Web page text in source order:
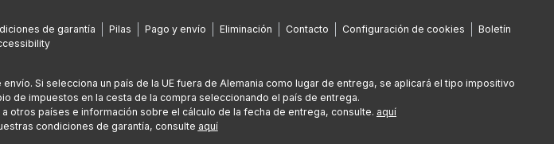
de garantía Pilas Pago y envío Eliminación Contacto Configuración de cookies
Boletín
Si selecciona un país de la UE fuera de Alemania como lugar de entrega, se aplicará el tipo impositivo
de impuestos en la cesta de la compra seleccionando el país de entrega.
otros países e información sobre el cálculo de la fecha de entrega, consulte. aquí
condiciones de garantía, consulte aquí